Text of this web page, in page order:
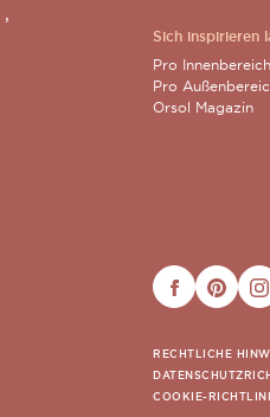
,
Sich inspirieren
Pro Innenbereich
Pro
Orsol Magazin
FACEBOOK
RECHTLICHE
COOKIE-